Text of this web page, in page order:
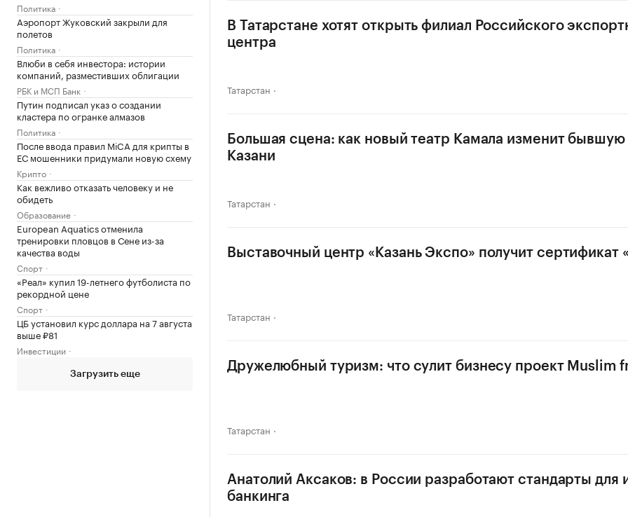
Политика
Аэропорт Жуковский закрыли для
полетов
Политика
Влюби в себя инвестора: истории
компаний, разместивших облигации
РБК и МСП Банк
Путин подписал указ о создании
кластера по огранке алмазов
Политика
После ввода правил MiCA для крипты в
ЕС мошенники придумали новую схему
Крипто
Как вежливо отказать человеку и не
обидеть
Образование
European Aquatics отменила
тренировки пловцов в Сене из-за
качества воды
Спорт
«Реал» купил 19-летнего футболиста по
рекордной цене
Спорт
ЦБ установил курс доллара на 7 августа
выше ₽81
Инвестиции
Загрузить еще
В Татарстане хотят открыть филиал Российского
центра
Татарстан
Большая сцена: как новый театр Камала изменит
Казани
Татарстан
Выставочный центр «Казань Экспо» получит сертификат
Татарстан
Дружелюбный туризм: что сулит бизнесу проект Muslim
Татарстан
Анатолий Аксаков: в России разработают стандарты для
банкинга